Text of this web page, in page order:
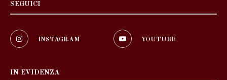
SEGUICI
INSTAGRAM YOUTUBE
IN EVIDENZA